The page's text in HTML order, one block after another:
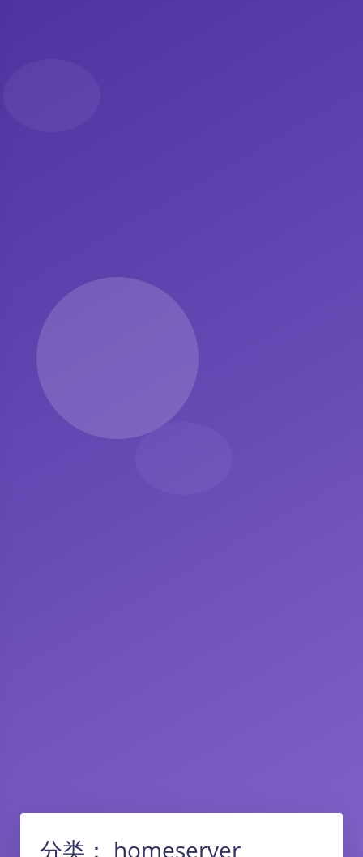
分类： homeserver